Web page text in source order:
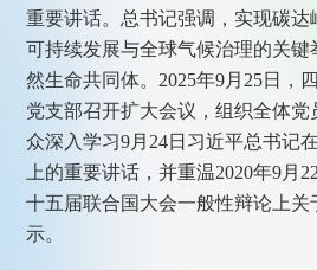
重要讲话。总书记强调，实现碳达
可持续发展与全球气候治理的关键
然生命共同体。2025年9月25日，
党支部召开扩大会议，组织全体
众深入学习9月24日习近平总书记
上的重要讲话，并重温2020年9月
十五届联合国大会一般性辩论上关
示。